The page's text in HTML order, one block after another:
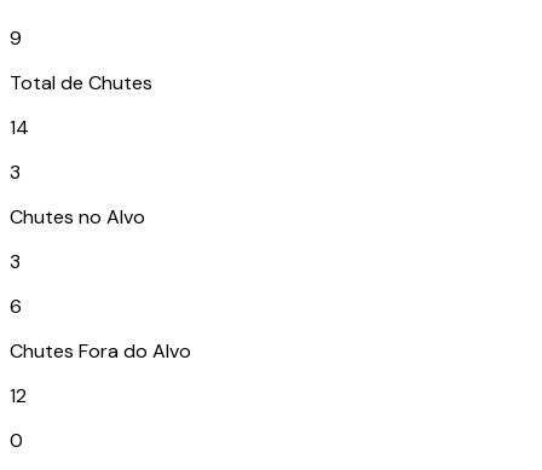
9
Total de Chutes
14
3
Chutes no Alvo
3
6
Chutes Fora do Alvo
12
0